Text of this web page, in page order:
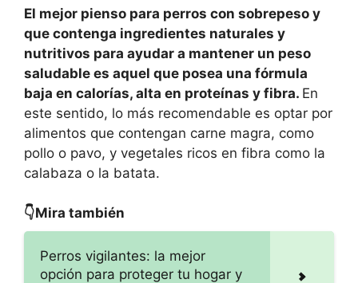
El mejor pienso para perros con sobrepeso y
que contenga ingredientes naturales y
nutritivos para ayudar a mantener un peso
saludable es aquel que posea una fórmula
baja en calorías, alta en proteínas y fibra. En
este sentido, lo más recomendable es optar por
alimentos que contengan carne magra, como
pollo o pavo, y vegetales ricos en fibra como la
calabaza o la batata.
👇Mira también
Perros vigilantes: la mejor
opción para proteger tu hogar y